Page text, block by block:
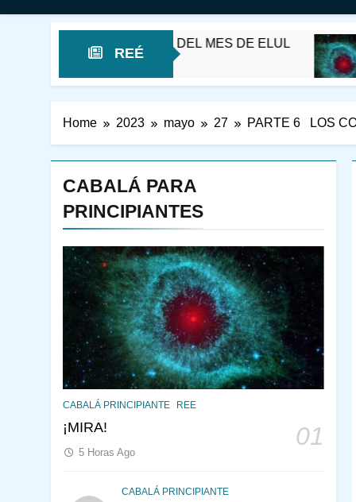
REÉ
EL UMBRAL DEL MES DE ELUL ¡MIRA!
5 Horas
Home 2023 mayo 27 PARTE 6 LOS
CABALÁ PARA
PRINCIPIANTES
CABALÁ PRINCIPIANTE REE
¡MIRA! 01
5 Horas Ago
CABALÁ PRINCIPIANTE
¿QUIÉN ES SABIO? EL
CABALÁ Y JASIDUT: EL